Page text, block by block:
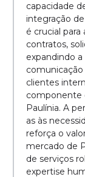
capacidade
integração
é crucial
contratos,
expandindo
clientes
componente
Paulínia. A
as às
reforça o
mercado de
de serviços
expertise